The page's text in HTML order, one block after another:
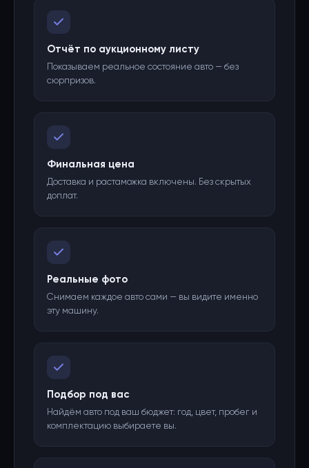
Отчёт по аукционному листу
Показываем реальное состояние авто — без
сюрпризов.
Финальная цена
Доставка и растаможка включены. Без скрытых
доплат.
Реальные фото
Снимаем каждое авто сами — вы видите именно
эту машину.
Подбор под вас
Найдём авто под ваш бюджет: год, цвет, пробег и
комплектацию выбираете вы.